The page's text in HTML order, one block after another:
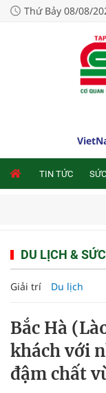
Thứ Bảy 08/08/
TIN TỨC
DU LỊCH &
Giải trí Du lịch
Bắc Hà
khách với
đậm chất